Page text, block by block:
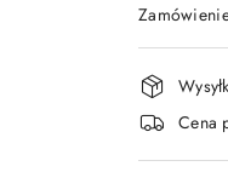
i
Cena